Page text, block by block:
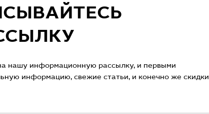
нашу информационную рассылку, и первыми
информацию, свежие статьи, и конечно же скидки